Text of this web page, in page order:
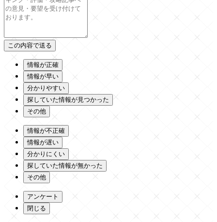
情報が正確
情報が早い
分かりやすい
探していた情報が見つかった
その他
情報が不正確
情報が遅い
分かりにくい
探していた情報が無かった
その他
アンケート
閉じる